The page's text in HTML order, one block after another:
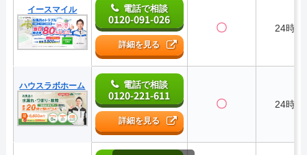
イースマイル 電話で相談
0120-091-026
詳細を見る
〇 24時間
ハウスラボホーム 電話で相談
0120-221-611
詳細を見る
〇 24時間